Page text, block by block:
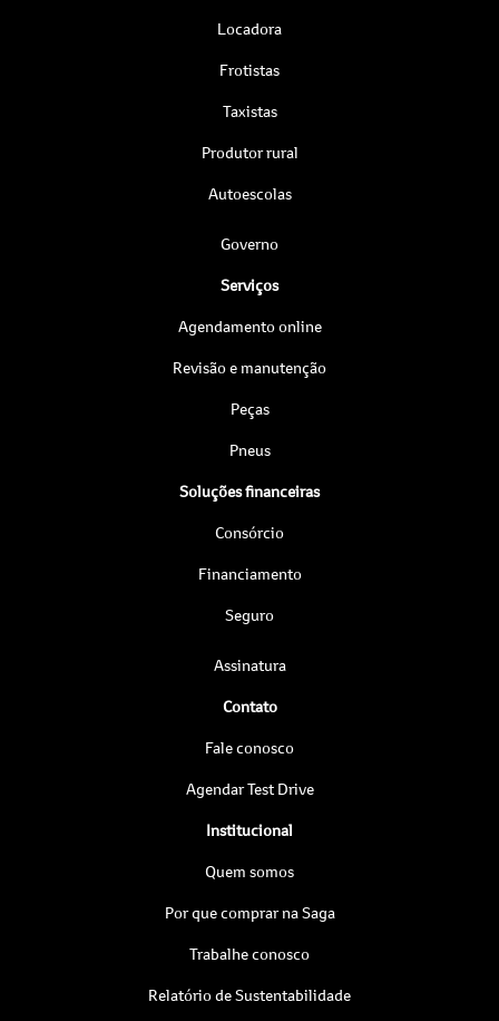
Locadora
Frotistas
Taxistas
Produtor rural
Autoescolas
Governo
Serviços
Agendamento online
Revisão e manutenção
Peças
Pneus
Soluções financeiras
Consórcio
Financiamento
Seguro
Assinatura
Contato
Fale conosco
Agendar Test Drive
Institucional
Quem somos
Por que comprar na Saga
Trabalhe conosco
Relatório de Sustentabilidade